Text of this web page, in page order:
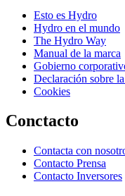
Esto es Hydro
Hydro en el mundo
The Hydro Way
Manual de la marca
Gobierno
Declaración sobre
Cookies
Conctacto
Contacta con
Contacto Prensa
Contacto Inversores